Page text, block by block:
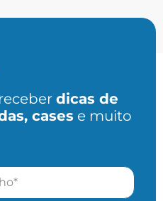
dicas de
cases e muito